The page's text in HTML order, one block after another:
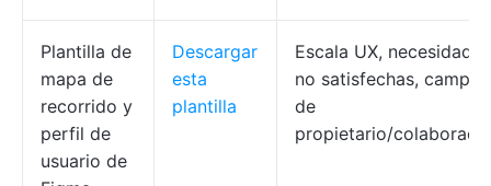
Plantilla de
mapa de
recorrido y
perfil de
usuario de
Descargar
esta
plantilla
Escala UX, necesidades
no satisfechas, campos
de
propietario/